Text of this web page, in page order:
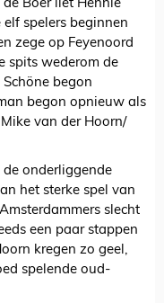
Boer liet Hennie
spelers beginnen
zege op Feyenoord
spits wederom de
begon
begon opnieuw als
van der Hoorn/
onderliggende
het sterke spel van
slecht
een paar stappen
kregen zo geel,
spelende oud-